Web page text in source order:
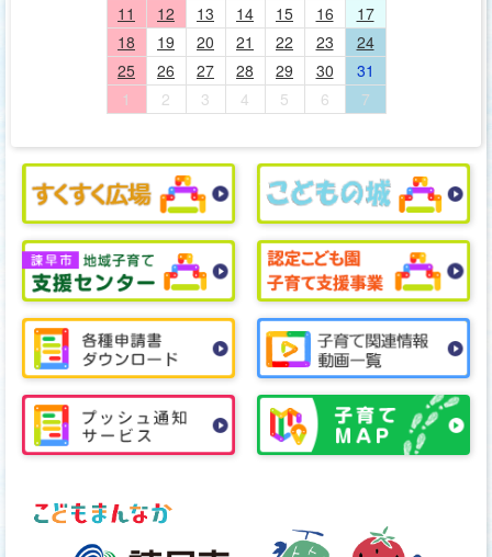
11
12 13 14 15 16
17
18
19 20 21 22 23
24
25
26 27 28 29 30
31
1
2 3 4 5 6 7